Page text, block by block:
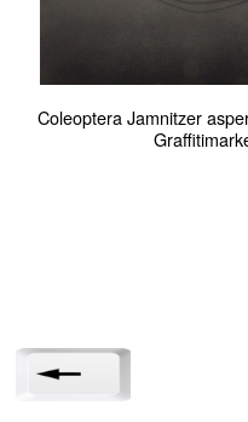
Coleoptera Jamnitzer